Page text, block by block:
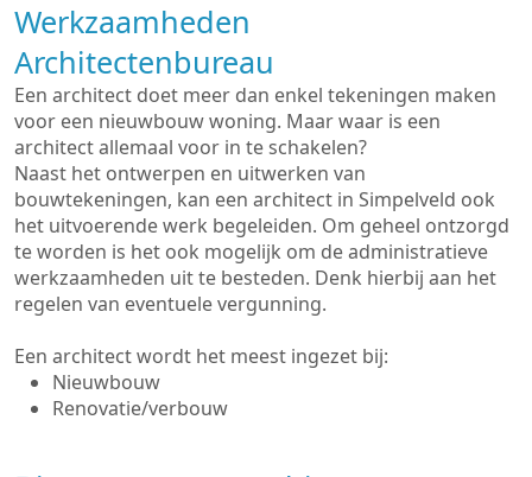
Werkzaamheden
Architectenbureau
Een architect doet meer dan enkel tekeningen maken
voor een nieuwbouw woning. Maar waar is een
architect allemaal voor in te schakelen?
Naast het ontwerpen en uitwerken van
bouwtekeningen, kan een architect in Simpelveld ook
het uitvoerende werk begeleiden. Om geheel ontzorgd
te worden is het ook mogelijk om de administratieve
werkzaamheden uit te besteden. Denk hierbij aan het
regelen van eventuele vergunning.
Een architect wordt het meest ingezet bij:
Nieuwbouw
Renovatie/verbouw